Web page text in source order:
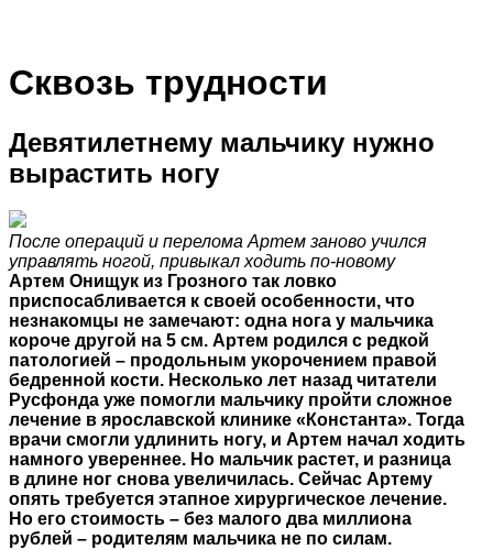
Сквозь трудности
Девятилетнему мальчику нужно
вырастить ногу
После операций и перелома Артем заново учился
управлять ногой, привыкал ходить по-новому
Артем Онищук из Грозного так ловко
приспосабливается к своей особенности, что
незнакомцы не замечают: одна нога у мальчика
короче другой на 5 см. Артем родился с редкой
патологией – продольным укорочением правой
бедренной кости. Несколько лет назад читатели
Русфонда уже помогли мальчику пройти сложное
лечение в ярославской клинике «Константа». Тогда
врачи смогли удлинить ногу, и Артем начал ходить
намного увереннее. Но мальчик растет, и разница
в длине ног снова увеличилась. Сейчас Артему
опять требуется этапное хирургическое лечение.
Но его стоимость – без малого два миллиона
рублей – родителям мальчика не по силам.